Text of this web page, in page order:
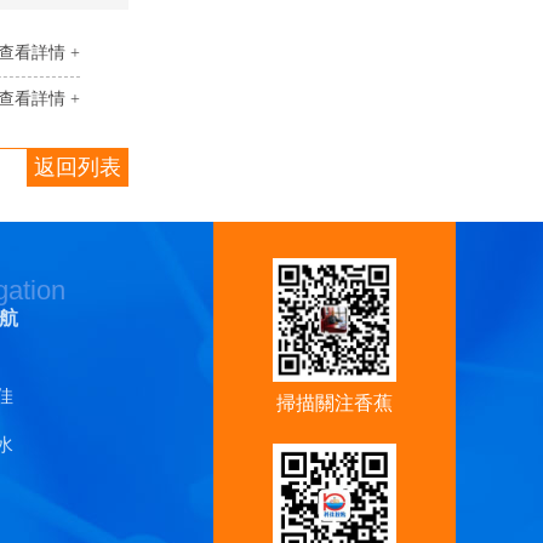
看詳情 +
看詳情 +
返回列表
掃描關注香蕉
视频官